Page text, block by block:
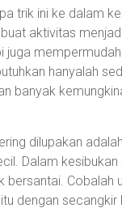
trik ini ke dalam
aktivitas
juga
hanyalah
banyak
dilupakan
Dalam kesibukan
bersantai. Cobalah
dengan secangkir